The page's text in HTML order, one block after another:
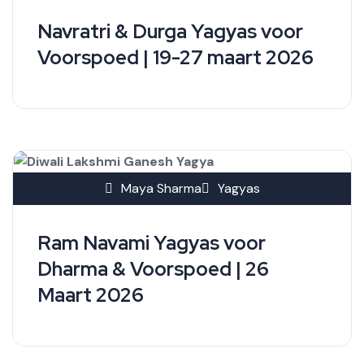
Navratri & Durga Yagyas voor
Voorspoed | 19-27 maart 2026
Ram Navami Yagyas voor
Dharma & Voorspoed | 26
Maart 2026
Maya Sharma Yagyas